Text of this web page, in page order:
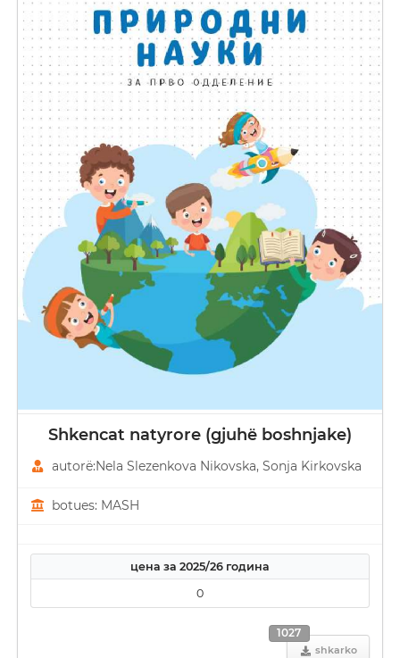
Shkencat natyrore (gjuhë boshnjake)
autorë:Nela Slezenkova Nikovska, Sonja Kirkovska
botues: MASH
цена за 2025/26 година
0
shkarko
1027